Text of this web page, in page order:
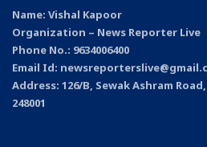
Name: Vishal Kapoor
Organization – News Reporter Live
Phone No.: 9634006400
Email Id:
Address: 126/B, Sewak Ashram
248001